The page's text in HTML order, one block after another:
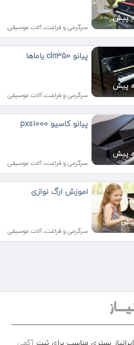
سرگرمی و فراغت، آلات موسیقی
پیانو cln350 یاماها
سرگرمی و فراغت، آلات موسیقی
پیانو کاسیو pxs1000
سرگرمی و فراغت، آلات موسیقی
اموزش ارگ نوازی
سرگرمی و فراغت، آلات موسیقی